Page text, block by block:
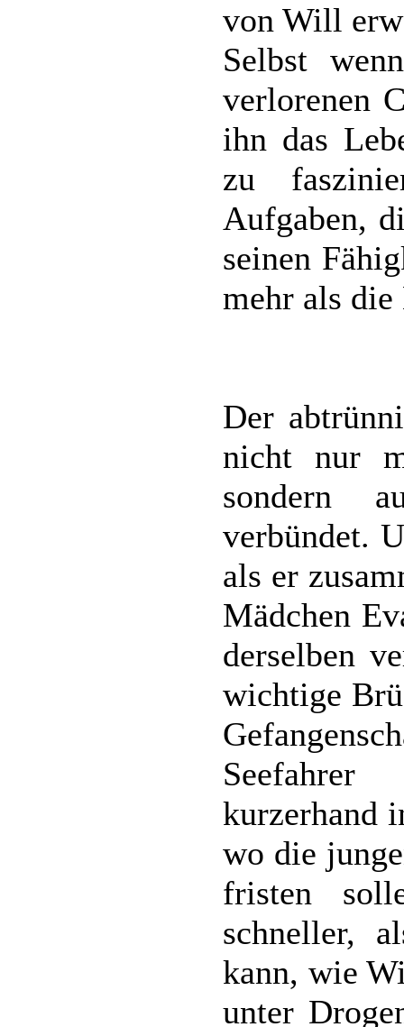
von Will
Selbst
verlorenen
ihn das
zu
Aufgaben,
seinen
mehr als
Der
nicht nur
sondern
verbündet.
als er
Mädchen
derselben
wichtige
kurzerhand
wo die
fristen
schneller,
kann, wie
unter